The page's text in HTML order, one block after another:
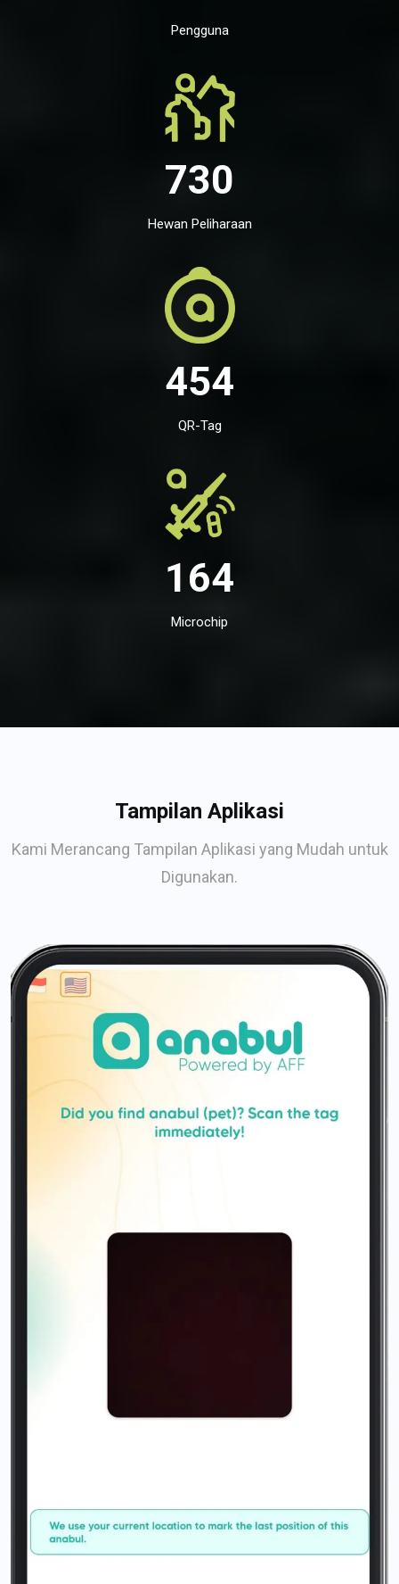
Pengguna
730
Hewan Peliharaan
454
QR-Tag
164
Microchip
Tampilan Aplikasi
Kami Merancang Tampilan Aplikasi yang Mudah untuk
Digunakan.